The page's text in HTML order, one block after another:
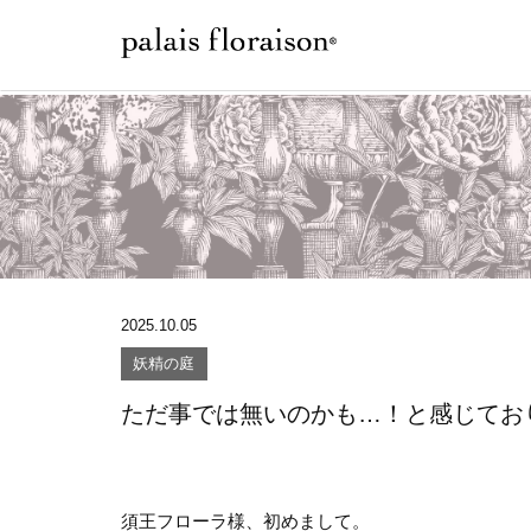
2025.10.05
妖精の庭
ただ事では無いのかも…！と感じてお
須王フローラ様、初めまして。